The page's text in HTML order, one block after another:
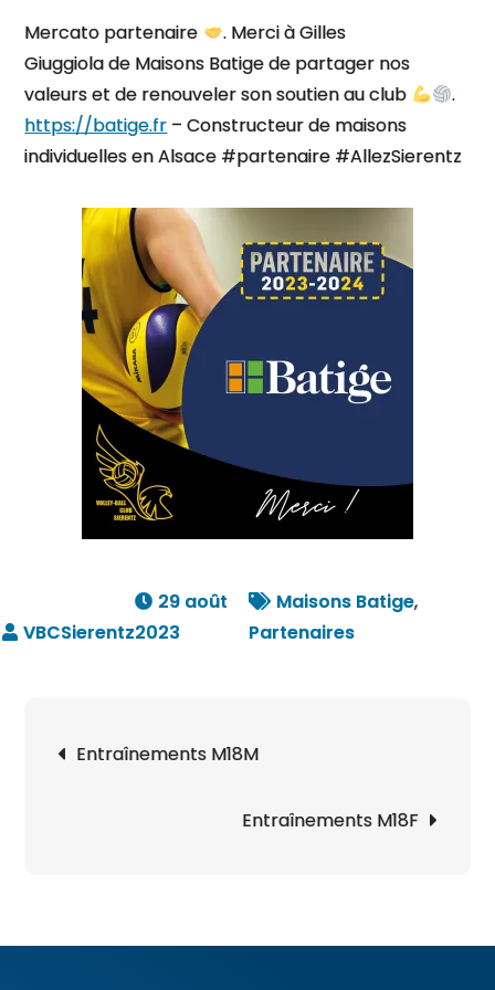
Mercato partenaire
. Merci à Gilles
Giuggiola de Maisons Batige de partager nos
valeurs et de renouveler son soutien au club
.
https://batige.fr – Constructeur de maisons
individuelles en Alsace #partenaire #AllezSierentz
29 août
2023
Maisons Batige,
Partenaires
Navigation
deEntraînements M18M
Entraînements M18F